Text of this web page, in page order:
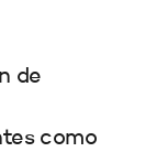
de
como